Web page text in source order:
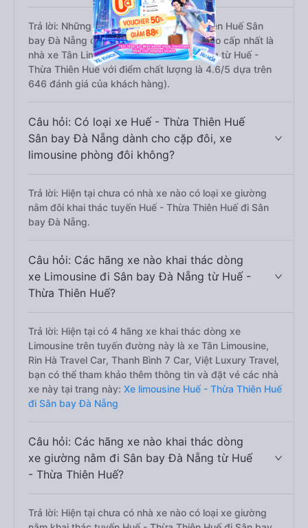
Trả lời: Những hãng xe đi Huế - Thừa Thiên Huế Sân
bay Đà Nẵng chất lượng tốt, xuất sắc, cao cấp nhất là
nhà xe Tân Limousine đi Sân bay Đà Nẵng từ Huế -
Thừa Thiên Huế với điểm chất lượng là 4.6/5 dựa trên
646 đánh giá của khách hàng).
Câu hỏi: Có loại xe Huế - Thừa Thiên Huế
Sân bay Đà Nẵng dành cho cặp đôi, xe
limousine phòng đôi không?
Trả lời: Hiện tại chưa có nhà xe nào có loại xe giường
nằm đôi khai thác tuyến Huế - Thừa Thiên Huế đi Sân
bay Đà Nẵng.
Câu hỏi: Các hãng xe nào khai thác dòng
xe Limousine đi Sân bay Đà Nẵng từ Huế -
Thừa Thiên Huế?
Trả lời: Hiện tại có 4 hãng xe khai thác dòng xe
Limousine trên tuyến đường này là xe Tân Limousine,
Rin Hà Travel Car, Thanh Bình 7 Car, Việt Luxury Travel,
bạn có thể tham khảo thêm thông tin và đặt vé các nhà
xe này tại trang này: Xe limousine Huế - Thừa Thiên Huế
đi Sân bay Đà Nẵng
Câu hỏi: Các hãng xe nào khai thác dòng
xe giường nằm đi Sân bay Đà Nẵng từ Huế
- Thừa Thiên Huế?
Trả lời: Hiện tại chưa có nhà xe nào có loại xe giường